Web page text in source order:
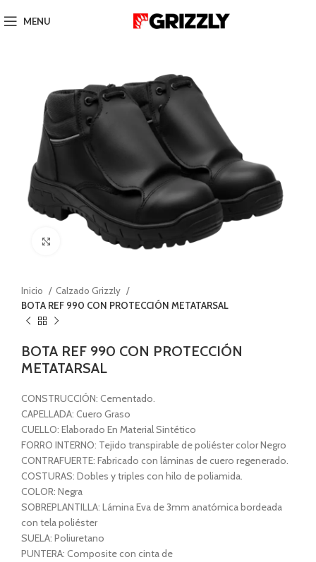
MENU
Click to enlarge
Inicio
Calzado Grizzly
BOTA REF 990 CON PROTECCIÓN METATARSAL
BOTA REF 990 CON PROTECCIÓN
METATARSAL
CONSTRUCCIÓN: Cementado.
CAPELLADA: Cuero Graso
CUELLO: Elaborado En Material Sintético
FORRO INTERNO: Tejido transpirable de poliéster color Negro
CONTRAFUERTE: Fabricado con láminas de cuero regenerado.
COSTURAS: Dobles y triples con hilo de poliamida.
COLOR: Negra
SOBREPLANTILLA: Lámina Eva de 3mm anatómica bordeada
con tela poliéster
SUELA: Poliuretano
PUNTERA: Composite con cinta de